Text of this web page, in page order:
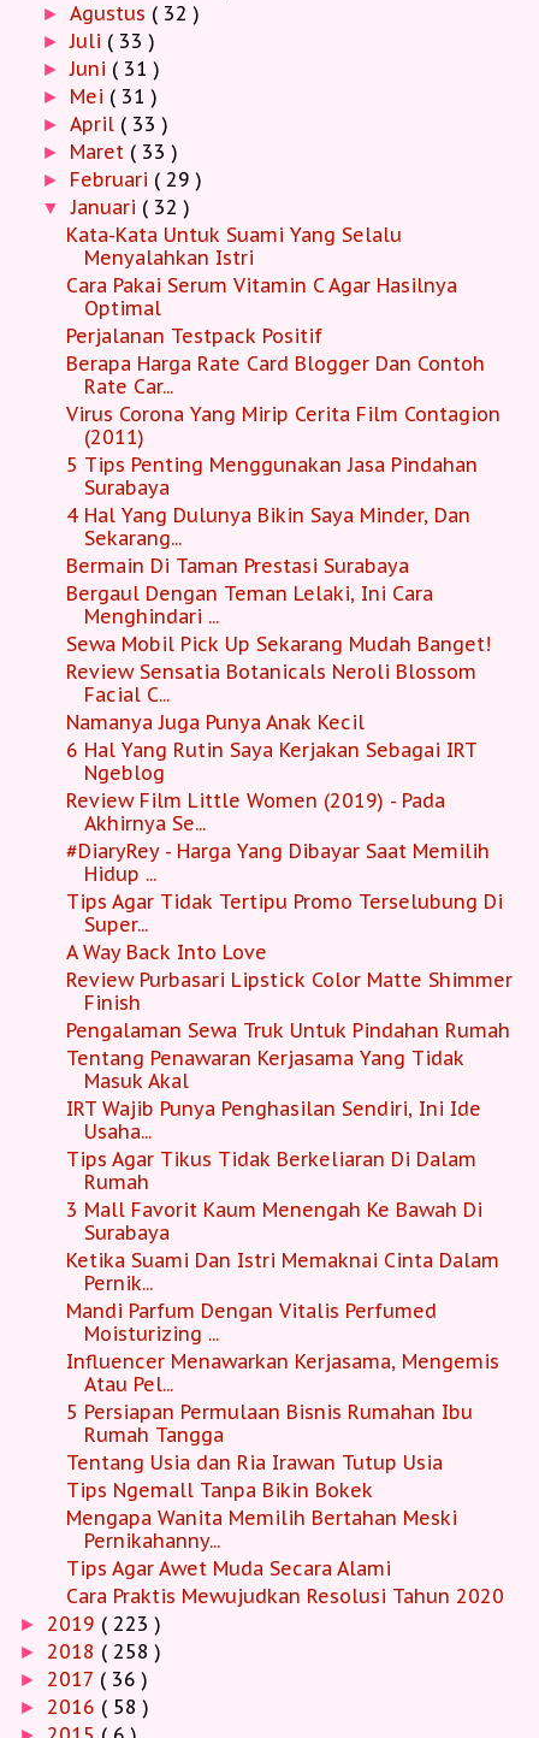
►Agustus ( 32 )
►Juli ( 33 )
►Juni ( 31 )
► Mei ( 31 )
►April ( 33 )
► Maret ( 33 )
► Februari ( 29 )
▼ Januari ( 32 )
Kata-Kata Untuk Suami Yang Selalu
Menyalahkan Istri
Cara Pakai Serum Vitamin C Agar Hasilnya
Optimal
Perjalanan Testpack Positif
Berapa Harga Rate Card Blogger Dan Contoh
Rate Car...
Virus Corona Yang Mirip Cerita Film Contagion
(2011)
5 Tips Penting Menggunakan Jasa Pindahan
Surabaya
4 Hal Yang Dulunya Bikin Saya Minder, Dan
Sekarang...
Bermain Di Taman Prestasi Surabaya
Bergaul Dengan Teman Lelaki, Ini Cara
Menghindari ...
Sewa Mobil Pick Up Sekarang Mudah Banget!
Review Sensatia Botanicals Neroli Blossom
Facial C...
Namanya Juga Punya Anak Kecil
6 Hal Yang Rutin Saya Kerjakan Sebagai IRT
Ngeblog
Review Film Little Women (2019) - Pada
Akhirnya Se...
#DiaryRey - Harga Yang Dibayar Saat Memilih
Hidup ...
Tips Agar Tidak Tertipu Promo Terselubung Di
Super...
A Way Back Into Love
Review Purbasari Lipstick Color Matte Shimmer
Finish
Pengalaman Sewa Truk Untuk Pindahan Rumah
Tentang Penawaran Kerjasama Yang Tidak
Masuk Akal
IRT Wajib Punya Penghasilan Sendiri, Ini Ide
Usaha...
Tips Agar Tikus Tidak Berkeliaran Di Dalam
Rumah
3 Mall Favorit Kaum Menengah Ke Bawah Di
Surabaya
Ketika Suami Dan Istri Memaknai Cinta Dalam
Pernik...
Mandi Parfum Dengan Vitalis Perfumed
Moisturizing ...
Influencer Menawarkan Kerjasama, Mengemis
Atau Pel...
5 Persiapan Permulaan Bisnis Rumahan Ibu
Rumah Tangga
Tentang Usia dan Ria Irawan Tutup Usia
Tips Ngemall Tanpa Bikin Bokek
Mengapa Wanita Memilih Bertahan Meski
Pernikahanny...
Tips Agar Awet Muda Secara Alami
Cara Praktis Mewujudkan Resolusi Tahun 2020
► 2019 ( 223 )
► 2018 ( 258 )
► 2017 ( 36 )
► 2016 ( 58 )